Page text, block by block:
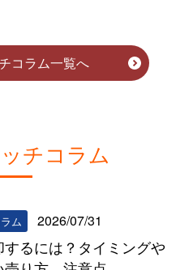
コラム一覧へ
チコラム
ム 2026/07/31
るには？タイミングや